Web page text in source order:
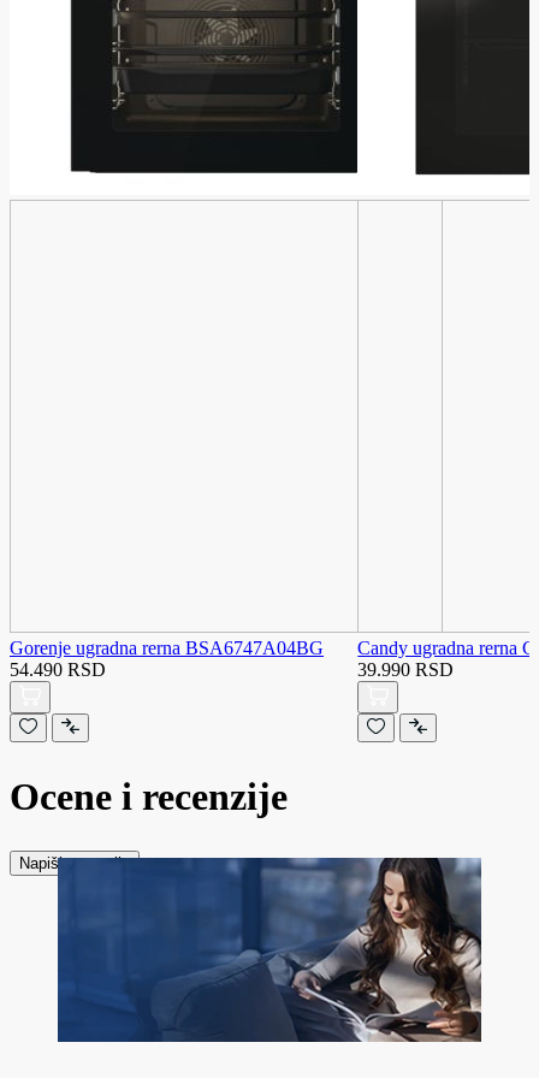
Gorenje ugradna rerna BSA6747A04BG
54.490 RSD
Candy ugradna rerna
39.990 RSD
Ocene i recenzije
Napiši recenziju